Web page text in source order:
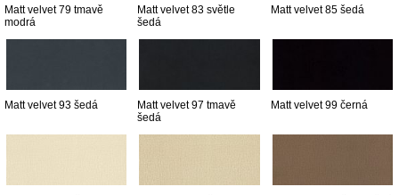
Matt velvet 79 tmavě
modrá
Matt velvet 83 světle
šedá
Matt velvet 85 šedá
Matt velvet 93 šedá
Matt velvet 97 tmavě
šedá
Matt velvet 99 černá